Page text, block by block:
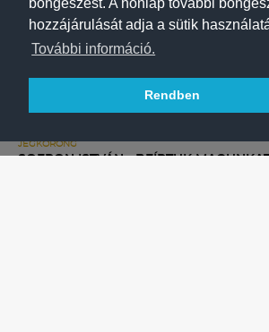
böngészést. A honlap további
hozzájárulását adja a sütik
További információ.
Rendben
JÉGKORONG
SOFRON ISTVÁN: „BEÍRTUK